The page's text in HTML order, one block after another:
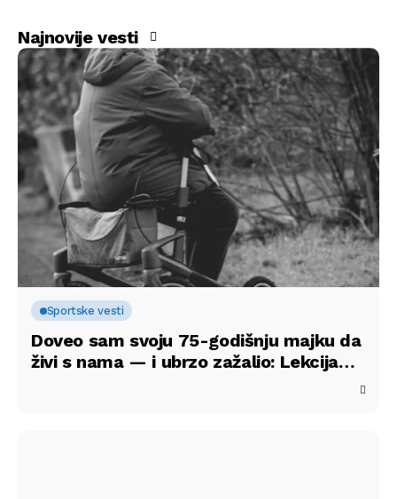
Najnovije vesti
Sportske vesti
Doveo sam svoju 75-godišnju majku da
živi s nama — i ubrzo zažalio: Lekcija